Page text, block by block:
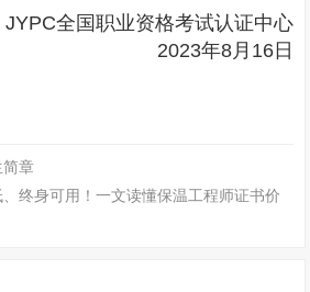
JYPC全国职业资格考试认证中心
2023年8月16日
简章
终身可用！一文读懂保温工程师证书价